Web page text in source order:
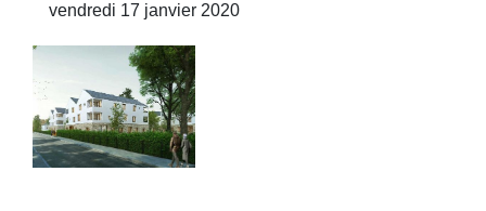
vendredi 17 janvier 2020